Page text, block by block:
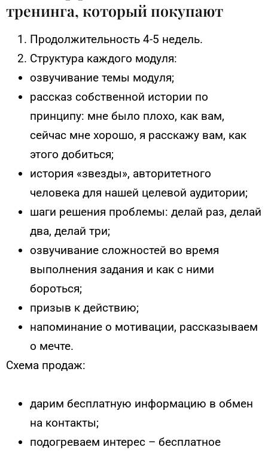
тренинга, который покупают
Продолжительность 4-5 недель.
Структура каждого модуля:
озвучивание темы модуля;
рассказ собственной истории по
принципу: мне было плохо, как вам,
сейчас мне хорошо, я расскажу вам, как
этого добиться;
история «звезды», авторитетного
человека для нашей целевой аудитории;
шаги решения проблемы: делай раз, делай
два, делай три;
озвучивание сложностей во время
выполнения задания и как с ними
бороться;
призыв к действию;
напоминание о мотивации, рассказываем
о мечте.
Схема продаж:
дарим бесплатную информацию в обмен
на контакты;
подогреваем интерес – бесплатное